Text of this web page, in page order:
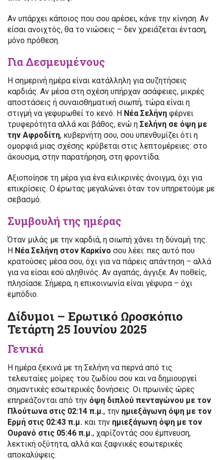
Αν υπάρχει κάποιος που σου αρέσει, κάνε την κίνηση. Αν
είσαι ανοιχτός, θα το νιώσεις – δεν χρειάζεται ένταση,
μόνο πρόθεση.
Για Δεσμευμένους
Η σημερινή ημέρα είναι κατάλληλη για συζητήσεις
καρδιάς. Αν μέσα στη σχέση υπήρχαν ασάφειες, μικρές
αποστάσεις ή συναισθηματική σιωπή, τώρα είναι η
στιγμή να γεφυρωθεί το κενό. Η Νέα Σελήνη φέρνει
τρυφερότητα αλλά και βάθος, ενώ η Σελήνη σε όψη με
την Αφροδίτη, κυβερνήτη σου, σου υπενθυμίζει ότι η
ομορφιά μιας σχέσης κρύβεται στις λεπτομέρειες: στο
άκουσμα, στην παρατήρηση, στη φροντίδα.
Αξιοποίησε τη μέρα για ένα ειλικρινές άνοιγμα, όχι για
επικρίσεις. Ο έρωτας μεγαλώνει όταν τον υπηρετούμε με
σεβασμό.
Συμβουλή της ημέρας
Όταν μιλάς με την καρδιά, η σιωπή χάνει τη δύναμή της.
Η Νέα Σελήνη στον Καρκίνο σου λέει: πες αυτό που
κρατούσες μέσα σου, όχι για να πάρεις απάντηση – αλλά
για να είσαι εσύ αληθινός. Αν αγαπάς, άγγιξε. Αν ποθείς,
πλησίασε. Σήμερα, η επικοινωνία είναι γέφυρα – όχι
εμπόδιο.
Δίδυμοι – Ερωτικό Ωροσκόπιο
Τετάρτη 25 Ιουνίου 2025
Γενικά
Η ημέρα ξεκινά με τη Σελήνη να περνά από τις
τελευταίες μοίρες του ζωδίου σου και να δημιουργεί
σημαντικές εσωτερικές δονήσεις. Οι πρωινές ώρες
επηρεάζονται από την όψη διπλού πενταγώνου με τον
Πλούτωνα στις 02:14 π.μ., την ημιεξάγωνη όψη με τον
Ερμή στις 02:43 π.μ. και την ημιεξάγωνη όψη με τον
Ουρανό στις 05:46 π.μ., χαρίζοντάς σου έμπνευση,
λεκτική οξύτητα, αλλά και ξαφνικές εσωτερικές
αποκαλύψεις.